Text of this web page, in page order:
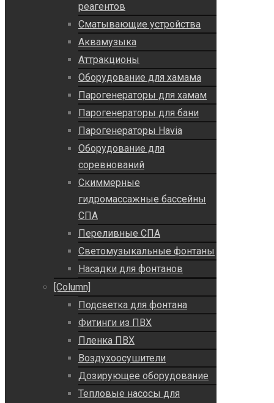
реагентов
Сматывающие устройства
Аквамузыка
Аттракционы
Оборудование для хамама
Парогенераторы для хамам
Парогенераторы для бани
Парогенераторы Havia
Оборудование для
соревнований
Скиммерные
гидромассажные бассейны
СПА
Переливные СПА
Светомузыкальные фонтаны
Насадки для фонтанов
[Column]
Подсветка для фонтана
Фитинги из ПВХ
Пленка ПВХ
Воздухоосушители
Дозирующее оборудование
Тепловые насосы для